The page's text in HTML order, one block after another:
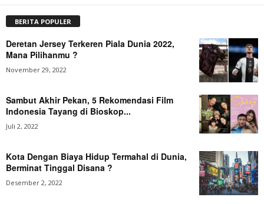
BERITA POPULER
Deretan Jersey Terkeren Piala Dunia 2022,
Mana Pilihanmu ?
November 29, 2022
Sambut Akhir Pekan, 5 Rekomendasi Film
Indonesia Tayang di Bioskop...
Juli 2, 2022
Kota Dengan Biaya Hidup Termahal di Dunia,
Berminat Tinggal Disana ?
Desember 2, 2022